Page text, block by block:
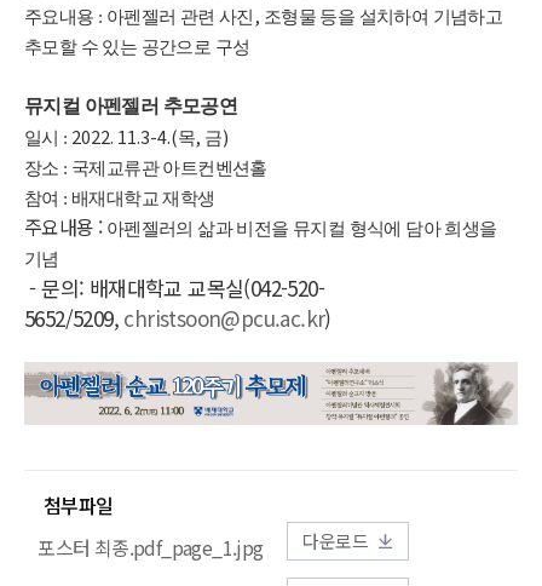
주요내용 : 아펜젤러 관련 사진 , 조형물 등을 설치하여 기념하고
추모할 수 있는 공간으로 구성
뮤지컬 아펜젤러 추모공연
일시 : 2022. 11.3-4.(목, 금)
장소 : 국제교류관 아트컨벤션홀
참여 : 배재대학교 재학생
주요내용 : 아펜젤러의 삶과 비전을 뮤지컬 형식에 담아 희생을
기념
- 문의: 배재대학교 교목실(042-520-
5652/5209, christsoon@pcu.ac.kr)
첨부파일
포스터 최종.pdf_page_1.jpg
다운로드